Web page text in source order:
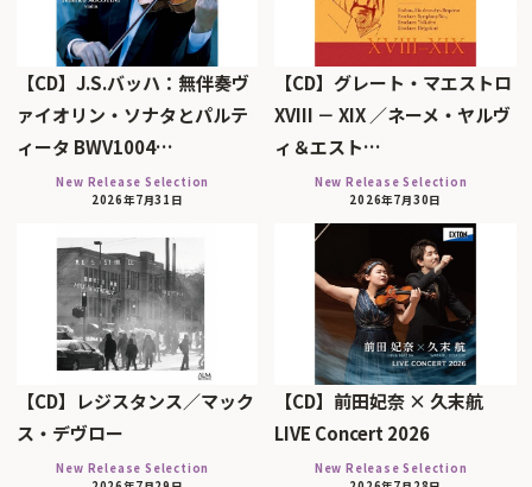
【CD】J.S.バッハ：無伴奏ヴ
ァイオリン・ソナタとパルテ
ィータ BWV1004…
New Release Selection
2026年7月31日
【CD】グレート・マエストロ
XVIII － XIX ／ネーメ・ヤルヴ
ィ＆エスト…
New Release Selection
2026年7月30日
【CD】レジスタンス／マック
ス・デヴロー
New Release Selection
【CD】前田妃奈 × 久末航
LIVE Concert 2026
New Release Selection